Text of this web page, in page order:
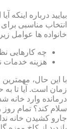
بیایید درباره
انتخاب مناسبی
خانواده ها عوامل
چه کارهایی
هزینه
با این حال،
زمان است. آیا تا
درمانده وارد
سلام کند؟ تمام
جارو کشیدن خانه